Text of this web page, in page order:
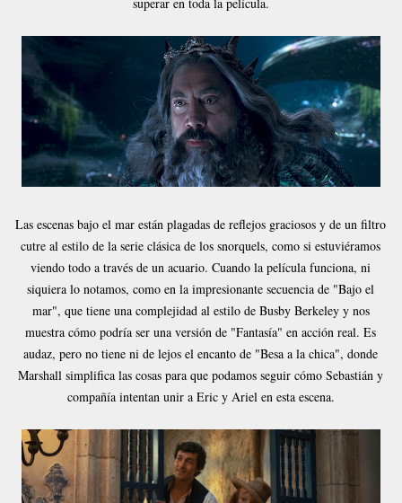
Las escenas bajo el mar están plagadas de reflejos graciosos y de un filtro
cutre al estilo de la serie clásica de los snorquels, como si estuviéramos
viendo todo a través de un acuario. Cuando la película funciona, ni
siquiera lo notamos, como en la impresionante secuencia de "Bajo el
mar", que tiene una complejidad al estilo de Busby Berkeley y nos
muestra cómo podría ser una versión de "Fantasía" en acción real. Es
audaz, pero no tiene ni de lejos el encanto de "Besa a la chica", donde
Marshall simplifica las cosas para que podamos seguir cómo Sebastián y
compañía intentan unir a Eric y Ariel en esta escena.